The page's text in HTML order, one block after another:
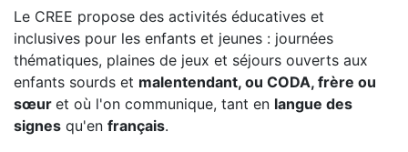
Le CREE propose des activités éducatives et
inclusives pour les enfants et jeunes : journées
thématiques, plaines de jeux et séjours ouverts aux
enfants sourds et malentendant, ou CODA, frère ou
sœur et où l'on communique, tant en langue des
signes qu'en français.